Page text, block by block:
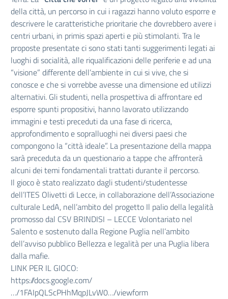
della città, un percorso in cui i ragazzi hanno voluto esporre e
descrivere le caratteristiche prioritarie che dovrebbero avere i
centri urbani, in primis spazi aperti e più stimolanti. Tra le
proposte presentate ci sono stati tanti suggerimenti legati ai
luoghi di socialità, alle riqualificazioni delle periferie e ad una
“visione” differente dell’ambiente in cui si vive, che si
conosce e che si vorrebbe avesse una dimensione ed utilizzi
alternativi. Gli studenti, nella prospettiva di affrontare ed
esporre spunti propositivi, hanno lavorato utilizzando
immagini e testi preceduti da una fase di ricerca,
approfondimento e sopralluoghi nei diversi paesi che
compongono la “città ideale”. La presentazione della mappa
sarà preceduta da un questionario a tappe che affronterà
alcuni dei temi fondamentali trattati durante il percorso.
Il gioco è stato realizzato dagli studenti/studentesse
dell’ITES Olivetti di Lecce, in collaborazione dell’Associazione
culturale LedA, nell’ambito del progetto Il palio della legalità
promosso dal CSV BRINDISI – LECCE Volontariato nel
Salento e sostenuto dalla Regione Puglia nell’ambito
dell’avviso pubblico Bellezza e legalità per una Puglia libera
dalla mafie.
LINK PER IL GIOCO:
https://docs.google.com/
…/1FAIpQLScPHhMqpJLvW0…/viewform